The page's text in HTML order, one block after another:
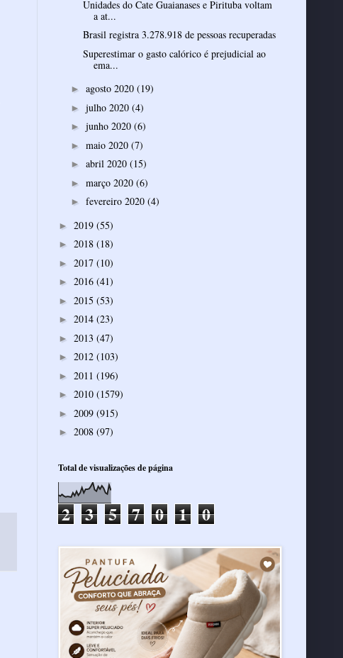
Unidades do Cate Guaianases e Pirituba voltam
a at...
Brasil registra 3.278.918 de pessoas recuperadas
Superestimar o gasto calórico é prejudicial ao
ema...
► agosto 2020 (19)
► julho 2020 (4)
► junho 2020 (6)
► maio 2020 (7)
► abril 2020 (15)
► março 2020 (6)
► fevereiro 2020 (4)
► 2019 (55)
► 2018 (18)
► 2017 (10)
► 2016 (41)
► 2015 (53)
► 2014 (23)
► 2013 (47)
► 2012 (103)
► 2011 (196)
► 2010 (1579)
► 2009 (915)
► 2008 (97)
Total de visualizações de página
2 3 5 7 0 1 0